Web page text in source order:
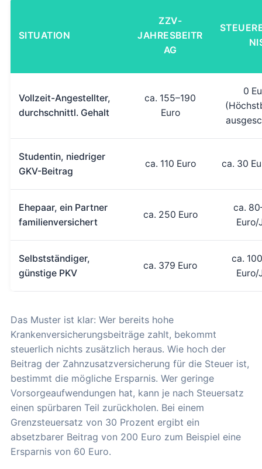
SITUATION
ZZV-
JAHRESBEITR
AG
Vollzeit-Angestellter,
durchschnittl. Gehalt
ca. 155–190
Euro
0
Studentin, niedriger
GKV-Beitrag
ca. 110 Euro ca. 30
Ehepaar, ein Partner
familienversichert
ca. 250 Euro
ca.
Euro/
Selbstständiger,
günstige PKV
ca. 379 Euro
ca.
Euro/
Das Muster ist klar: Wer bereits hohe
Krankenversicherungsbeiträge zahlt, bekommt
steuerlich nichts zusätzlich heraus. Wie hoch der
Beitrag der Zahnzusatzversicherung für die Steuer ist,
bestimmt die mögliche Ersparnis. Wer geringe
Vorsorgeaufwendungen hat, kann je nach Steuersatz
einen spürbaren Teil zurückholen. Bei einem
Grenzsteuersatz von 30 Prozent ergibt ein
absetzbarer Beitrag von 200 Euro zum Beispiel eine
Ersparnis von 60 Euro.